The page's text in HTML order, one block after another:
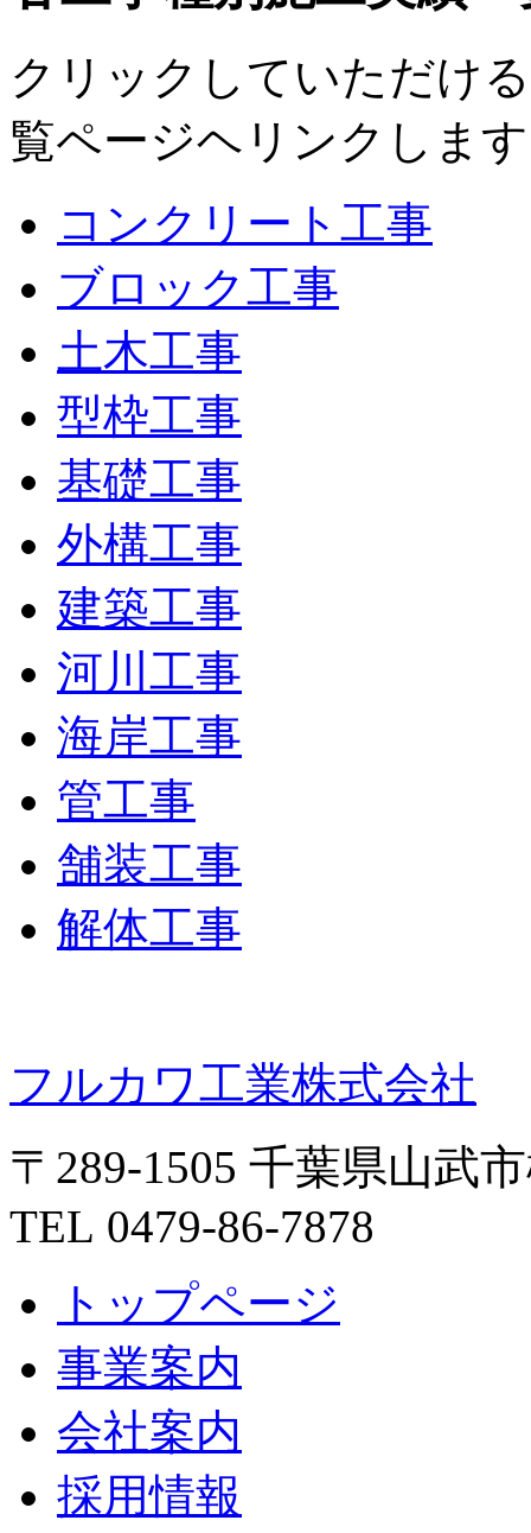
クリックしていただけ
覧ページヘリンクしま
コンクリート工事
ブロック工事
土木工事
型枠工事
基礎工事
外構工事
建築工事
河川工事
海岸工事
管工事
舗装工事
解体工事
フルカワ工業株式会社
〒289-1505 千葉県山武
TEL 0479-86-7878
トップページ
事業案内
会社案内
採用情報